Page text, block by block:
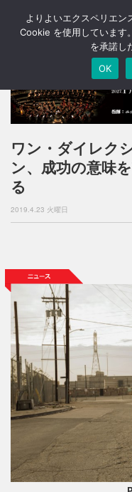
ワン・ダイレク
ン、成功の意味
る
2019.4.23 火曜日
よりよいエクスペリエン
Cookie を使用しています
を承諾し
OK